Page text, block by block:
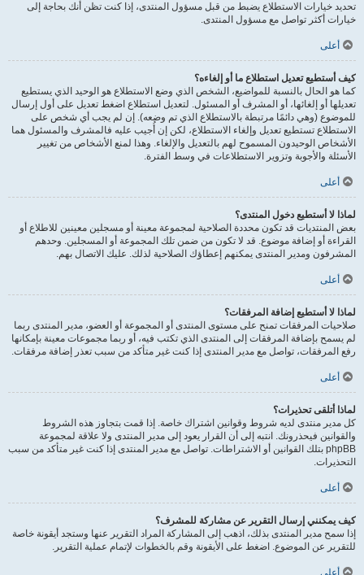
تحديد خيارات الاستطلاع يضبط من قبل مسؤول المنتدى، إذا كنت تظن أنك بحاجة إلى
خيارات أكثر تواصل مع مسؤول المنتدى.
أعلى
كيف أستطيع تعديل استطلاع ما أو إلغاءه؟
كما هو الحال بالنسبة للمواضيع، الشخص الذي وضع الاستطلاع هو الوحيد الذي يستطيع
تعديلها أو إلغائها، أو المشرف أو المسئول. لتعديل استطلاع اضغط تعديل على أول إرسال
للموضوع (وهي دائمًا مرتبطة بالاستطلاع الذي تم وضعه). إن لم يجب أي شخص على
الاستطلاع تستطيع تعديل وإلغاء الاستطلاع، لكن إن أُجيب عليه فالمشرف والمسئول هما
الأشخاص الوحيدون المسموح لهم بالتعديل والإلغاء. وهذا لمنع الأشخاص من تغيير
الأسئلة والأجوبة وتزوير الاستطلاعات في وسط الفترة.
أعلى
لماذا لا أستطيع دخول المنتدى؟
بعض المنتديات قد تكون محددة الصلاحية لمجموعة معينة أو مسجلين معينين للاطلاع أو
القراءة أو إضافة موضوع. قد لا تكون من ضمن تلك المجموعة أو المسجلين. وحدهم
المشرفون ومدير المنتدى يمكنهم إعطاؤك الصلاحية لذلك. عليك الاتصال بهم.
أعلى
لماذا لا أستطيع إضافة المرفقات؟
صلاحيات المرفقات تمنح على مستوى المنتدى أو المجموعة أو العضو، مدير المنتدى ربما
لم يسمح بإضافة المرفقات إلى المنتدى الذي تكتب فيه، أو ربما مجموعات معينة بإمكانها
رفع المرفقات، تواصل مع مدير المنتدى إذا كنت غير متأكد من سبب تعذر إضافة مرفقات.
أعلى
لماذا أتلقى تحذيرات؟
كل مدير منتدى لديه شروط وقوانين اشتراك خاصة. إذا قمت بتجاوز هذه الشروط
والقوانين فيحذرونك. انتبه إلى أن القرار يعود إلى مدير المنتدى ولا علاقة لمجموعة
phpBB بتلك القوانين أو الاشتراطات. تواصل مع مدير المنتدى إذا كنت غير متأكد من سبب
التحذيرات.
أعلى
كيف يمكنني إرسال التقرير عن مشاركة للمشرف؟
إذا سمح مدير المنتدى بذلك، اذهب إلى المشاركة المراد التقرير عنها وستجد أيقونة خاصة
للتقرير عن الموضوع. اضغط على الأيقونة وقم بالخطوات لإتمام عملية التقرير.
أعلى